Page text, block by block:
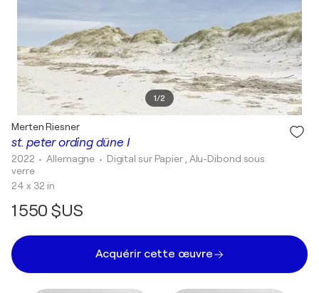
1/2
st. peter ording düne I
Merten Riesner
2022 • Allemagne • Digital sur Papier , Alu-Dibond sous
verre
24 x 32 in
1 550 $US
Acquérir cette œuvre